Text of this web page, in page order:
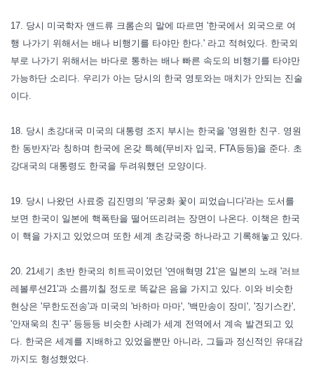
17. 당시 미국학자 앤드류 크롬손의 말에 따르면 '한국에서 외국으로 여
행 나가기 위해서는 배나 비행기를 타야만 한다.' 라고 적혀있다. 한국외
부로 나가기 위해서는 바다로 통하는 배나 빠른 속도의 비행기를 타야만
가능하단 소리다. 우리가 아는 당시의 한국 영토와는 매치가 안되는 진술
이다.
18. 당시 초강대국 미국의 대통령 조지 부시는 한국을 '영원한 친구. 영원
한 동반자'라 칭하며 한국에 온갖 특혜(무비자 입국, FTA등등)을 준다. 초
강대국의 대통령도 한국을 두려워했던 모양이다.
19. 당시 나왔던 사료중 김진명의 '무궁화 꽃이 피었습니다'라는 도서를
보면 한국이 일본에 핵폭탄을 떨어뜨리려는 장면이 나온다. 이책은 한국
이 핵을 가지고 있었으며 또한 세계 초강국중 하나라고 기록해놓고 있다.
20. 21세기 초반 한국의 히트곡이었던 '연애혁명 21'은 일본의 노래 '러브
레볼루션21'과 소름끼칠 정도로 똑같은 음을 가지고 있다. 이와 비슷한
현상은 '무한도전송'과 미국의 '바하마 마마', '백만송이 장미', '징기스칸',
'안재욱의 친구' 등등등 비슷한 사례가 세계 전역에서 계속 발견되고 있
다. 한국은 세계를 지배하고 있었을뿐만 아니라, 그들과 정신적인 유대감
까지도 형성했었다.